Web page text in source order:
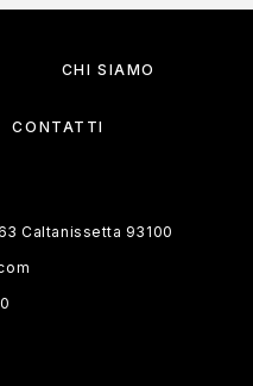
CHI SIAMO
CONTATTI
Caltanissetta 93100